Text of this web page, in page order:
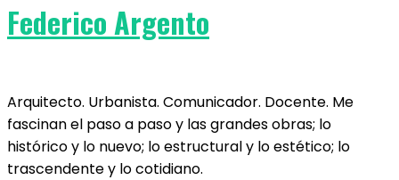
Federico Argento
Arquitecto. Urbanista. Comunicador. Docente. Me
fascinan el paso a paso y las grandes obras; lo
histórico y lo nuevo; lo estructural y lo estético; lo
trascendente y lo cotidiano.